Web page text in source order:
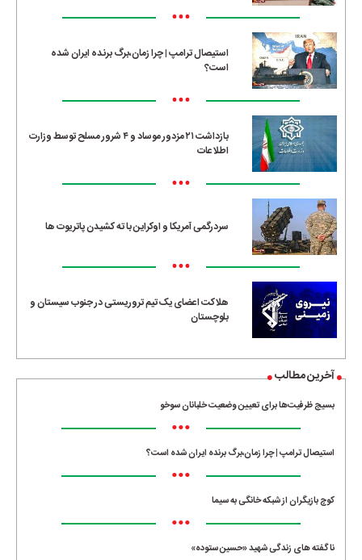
•••
استیصال ترامپ | چرا زمان،برگ برنده ایران شده
است؟
•••
بازداشت ۲۱ مزدور موساد و ۴ شرور مسلح توسط وزارت
اطلاعات
•••
سردرگمی آمریکا و اوکراین با ته کشیدن پاتریوت ها
•••
هلاکت اعضای یک تیم تروریستی در جنوب سیستان و
بلوچستان
آخرین مطالب
بسیج ظرفیت‌ها برای تعیین وضعیت خلبانان سوخو
•••
استیصال ترامپ | چرا زمان،برگ برنده ایران شده است؟
•••
کوچ بازیگران از شبکه خانگی به سیما
•••
ناگفته های زندگی شهید «حسین ستوده»